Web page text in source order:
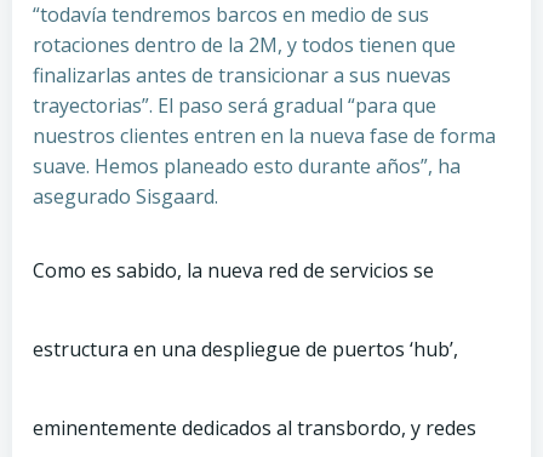
“todavía tendremos barcos en medio de sus
rotaciones dentro de la 2M, y todos tienen que
finalizarlas antes de transicionar a sus nuevas
trayectorias”. El paso será gradual “para que
nuestros clientes entren en la nueva fase de forma
suave. Hemos planeado esto durante años”, ha
asegurado Sisgaard.
Como es sabido, la nueva red de servicios se
estructura en una despliegue de puertos ‘hub’,
eminentemente dedicados al transbordo, y redes